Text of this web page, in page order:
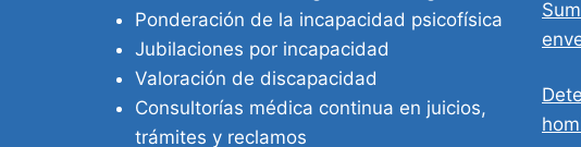
Ponderación de la incapacidad psicofísica
Jubilaciones por incapacidad
Valoración de discapacidad
Consultorías médica continua en juicios,
trámites y reclamos